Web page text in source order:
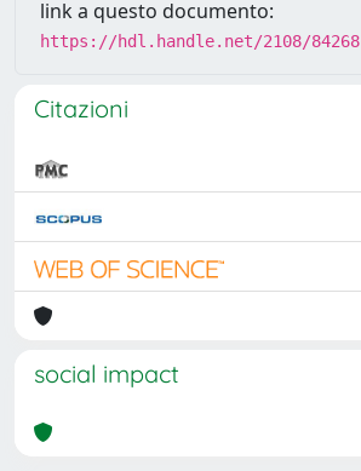
link a questo documento:
https://hdl.handle.net/2108/84268
Citazioni
social impact